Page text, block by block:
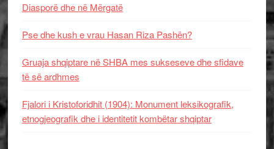
Diasporë dhe në Mërgatë
Pse dhe kush e vrau Hasan Riza Pashën?
Gruaja shqiptare në SHBA mes sukseseve dhe sfidave
të së ardhmes
Fjalori i Kristoforidhit (1904): Monument leksikografik,
etnogjeografik dhe i identitetit kombëtar shqiptar